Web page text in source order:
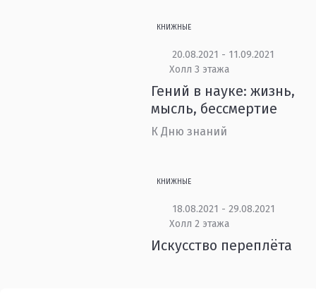
КНИЖНЫЕ
20.08.2021 - 11.09.2021
Холл 3 этажа
Гений в науке: жизнь,
мысль, бессмертие
К Дню знаний
КНИЖНЫЕ
18.08.2021 - 29.08.2021
Холл 2 этажа
Искусство переплёта